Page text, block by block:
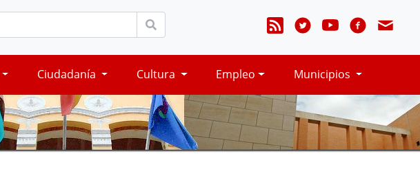
Ciudadanía Cultura Empleo Municipios